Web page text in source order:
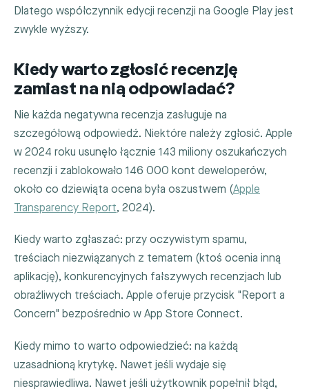
Dlatego współczynnik edycji recenzji na Google Play jest
zwykle wyższy.
Kiedy warto zgłosić recenzję
zamiast na nią odpowiadać?
Nie każda negatywna recenzja zasługuje na
szczegółową odpowiedź. Niektóre należy zgłosić. Apple
w 2024 roku usunęło łącznie 143 miliony oszukańczych
recenzji i zablokowało 146 000 kont deweloperów,
około co dziewiąta ocena była oszustwem (Apple
Transparency Report, 2024).
Kiedy warto zgłaszać: przy oczywistym spamu,
treściach niezwiązanych z tematem (ktoś ocenia inną
aplikację), konkurencyjnych fałszywych recenzjach lub
obraźliwych treściach. Apple oferuje przycisk "Report a
Concern" bezpośrednio w App Store Connect.
Kiedy mimo to warto odpowiedzieć: na każdą
uzasadnioną krytykę. Nawet jeśli wydaje się
niesprawiedliwa. Nawet jeśli użytkownik popełnił błąd,